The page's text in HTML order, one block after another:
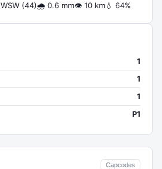
Capcodes
(44)🌧 0.6 mm👁 10 km💧 64%
1
1
1
P1